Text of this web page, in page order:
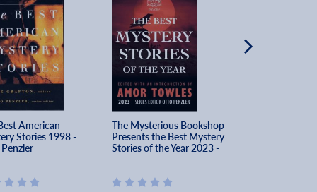
American
Stories 1998 -
The Mysterious Bookshop
Presents the Best Mystery
Stories of the Year 2023 -